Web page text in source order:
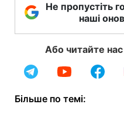
Не пропустіть
наші
Або читайте
Більше по темі: